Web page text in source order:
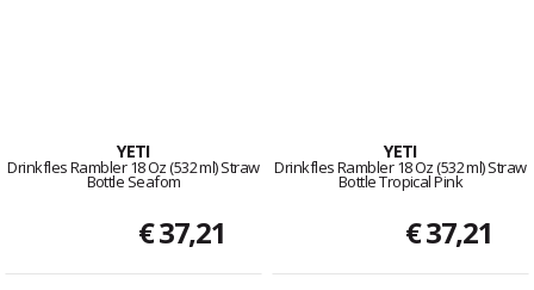
YETI
Drinkfles Rambler 18 Oz (532 ml) Straw
Bottle Seafom
€ 37,21
YETI
Drinkfles Rambler 18 Oz (532 ml) Straw
Bottle Tropical Pink
€ 37,21